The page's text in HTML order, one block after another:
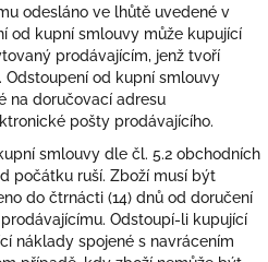
odesláno ve lhůtě uvedené v
od kupní smlouvy může kupující
prodávajícím, jenž tvoří
od kupní smlouvy
na doručovací adresu
pošty prodávajícího.
smlouvy dle čl. 5.2 obchodních
počátku ruší. Zboží musí být
do čtrnácti (14) dnů od doručení
Odstoupí-li kupující
náklady spojené s navrácením